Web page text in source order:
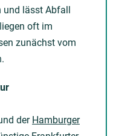
und lässt Abfall
oft im
zunächst vom
der Hamburger